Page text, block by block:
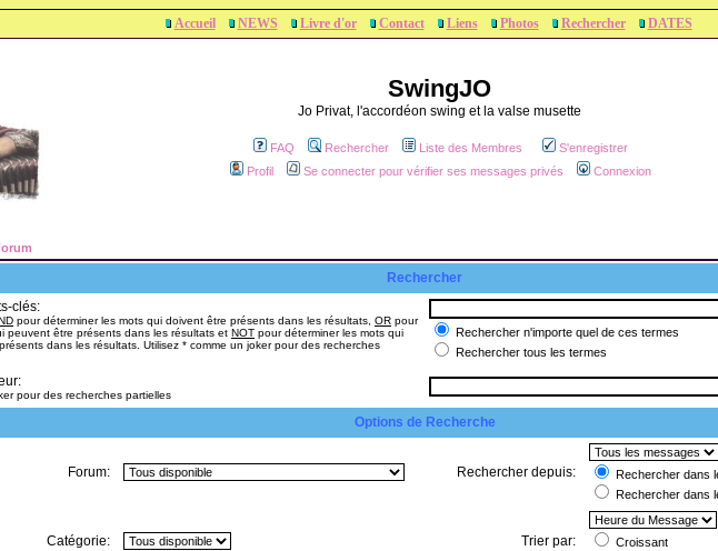
Accueil NEWS Livre d'or Contact Liens Photos Rechercher DATES
SwingJO
Jo Privat, l'accordéon swing et la valse musette
FAQ Rechercher Liste des Membres
S'enregistrer
Profil
Se connecter pour vérifier ses messages privés Connexion
Rechercher
clés:
pour déterminer les mots qui doivent être présents dans les résultats, OR pour
peuvent être présents dans les résultats et NOT pour déterminer les mots qui
dans les résultats. Utilisez * comme un joker pour des recherches
Rechercher n'importe quel de ces termes
Rechercher tous les termes
pour des recherches partielles
Options de Recherche
Forum: Rechercher depuis:
Rechercher dans
Rechercher dans
Catégorie: Trier par:
Croissant